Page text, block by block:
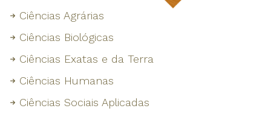
Ciências Agrárias
Ciências Biológicas
Ciências Exatas e da Terra
Ciências Humanas
Ciências Sociais Aplicadas